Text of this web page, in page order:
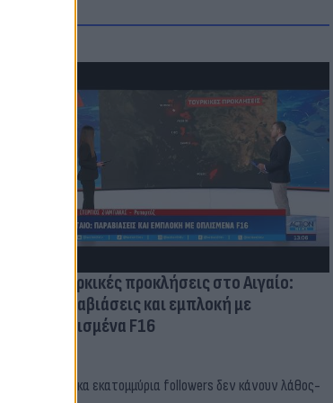
Τουρκικές προκλήσεις στο Αιγαίο:
Παραβιάσεις και εμπλοκή με
οπλισμένα F16